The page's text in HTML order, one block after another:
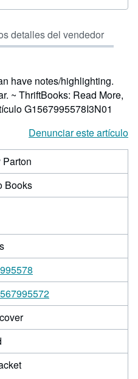
vendedor:
de
5
detalles del vendedor
have notes/highlighting.
~ ThriftBooks: Read More,
G1567995578I3N01
Denunciar este artículo
Books